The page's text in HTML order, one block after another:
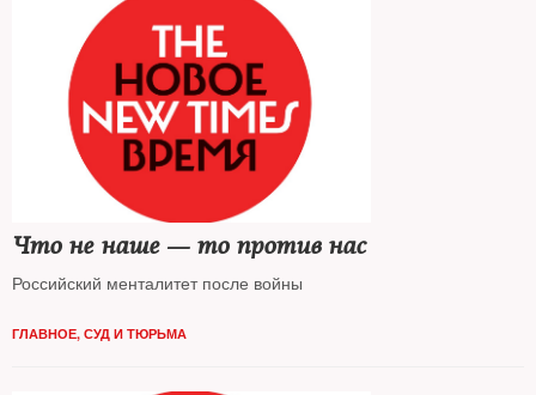
Что не наше — то против нас
Российский менталитет после войны
ГЛАВНОЕ, СУД И ТЮРЬМА